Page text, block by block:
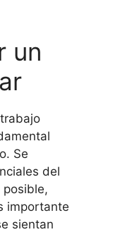
un
Se
del
posible,
importante
sientan